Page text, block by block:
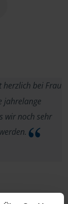
herzlich bei Frau
jahrelange
wir noch sehr